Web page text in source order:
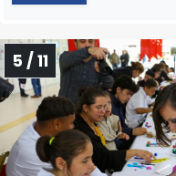
5 / 11